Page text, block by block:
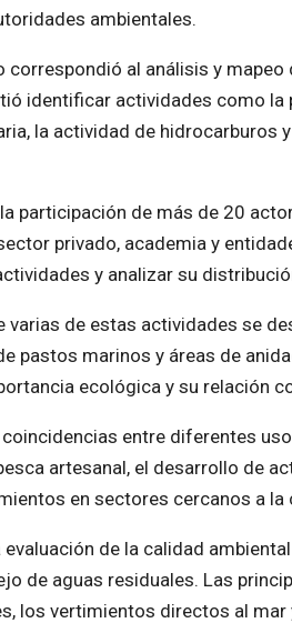
ambientales.
correspondió al análisis y
identificar actividades como
la actividad de hidrocarburos
participación de más de 20
privado, academia y
y analizar su
varias de estas actividades se
pastos marinos y áreas de
ecológica y su relación
entre diferentes
artesanal, el desarrollo de
en sectores cercanos a la
evaluación de la calidad
de aguas residuales. Las
los vertimientos directos al